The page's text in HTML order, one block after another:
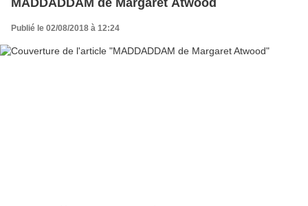
Publié le 02/08/2018 à 12:24